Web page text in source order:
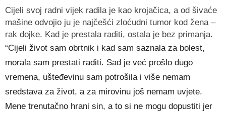
Cijeli svoj radni vijek radila je kao krojačica, a od šivaće
mašine odvojio ju je najčešći zloćudni tumor kod žena –
rak dojke. Kad je prestala raditi, ostala je bez primanja.
“Cijeli život sam obrtnik i kad sam saznala za bolest,
morala sam prestati raditi. Sad je već prošlo dugo
vremena, ušteđevinu sam potrošila i više nemam
sredstava za život, a za mirovinu još nemam uvjete.
Mene trenutačno hrani sin, a to si ne mogu dopustiti jer